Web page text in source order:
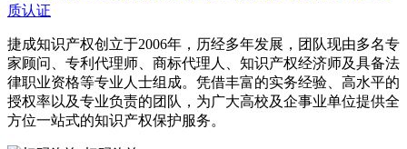
质认证
捷成知识产权创立于2006年，历经多年发展，团队现由多名专
家顾问、专利代理师、商标代理人、知识产权经济师及具备法
律职业资格等专业人士组成。凭借丰富的实务经验、高水平的
授权率以及专业负责的团队，为广大高校及企事业单位提供全
方位一站式的知识产权保护服务。